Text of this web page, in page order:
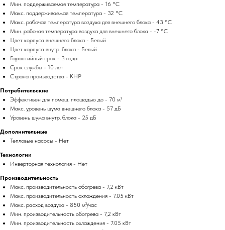
Мин. поддерживаемая температура - 16 °С
Макс. поддерживаемая температура - 32 °С
Макс. рабочая температура воздуха для внешнего блока - 43 °С
Мин. рабочая температура воздуха для внешнего блока - -7 °С
Цвет корпуса внешнего блока - Белый
Цвет корпуса внутр. блока - Белый
Гарантийный срок - 3 года
Срок службы - 10 лет
Страна производства - КНР
Потребительские
Эффективен для помещ. площадью до - 70 м²
Макс. уровень шума внешнего блока - 57 дБ
Уровень шума внутр. блока - 25 дБ
Дополнительные
Тепловые насосы - Нет
Технологии
Инверторная технология - Нет
Производительность
Макс. производительность обогрева - 7,2 кВт
Макс. производительность охлаждения - 7.05 кВт
Макс. расход воздуха - 850 м³/час
Мин. производительность обогрева - 7,2 кВт
Мин. производительность охлаждения - 7.05 кВт